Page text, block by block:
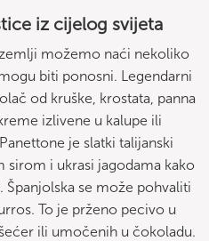
iz cijelog svijeta
možemo naći nekoliko
biti ponosni. Legendarni
od kruške, krostata, panna
izlivene u kalupe ili
je slatki talijanski
sirom i ukrasi jagodama kako
Španjolska se može pohvaliti
To je prženo pecivo u
ili umočenih u čokoladu.